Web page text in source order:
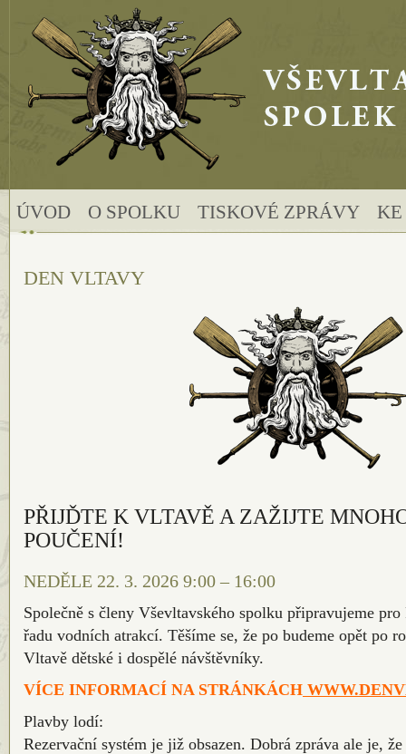
Hlavní stránka
ÚVOD O SPOLKU TISKOVÉ ZPRÁVY KE
DEN VLTAVY
PŘIJĎTE K VLTAVĚ A ZAŽIJTE
POUČENÍ!
NEDĚLE 22. 3. 2026 9:00 – 16:00
Společně s členy Vševltavského spolku připravujeme
řadu vodních atrakcí. Těšíme se, že po budeme opět po
Vltavě dětské i dospělé návštěvníky.
VÍCE INFORMACÍ NA STRÁNKÁCH
Plavby lodí:
Rezervační systém je již obsazen. Dobrá zpráva ale je,